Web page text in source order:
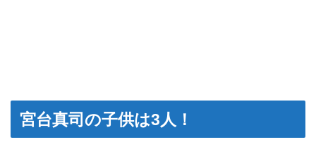
宮台真司の子供は3人！